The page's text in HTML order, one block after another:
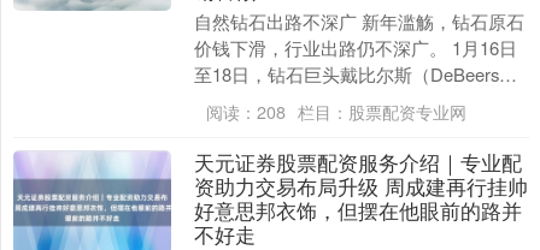
自然钻石出路不深广 新年滥觞，钻石原石
价钱下滑，行业出路仍不深广。 1月16日
至18日，钻石巨头戴比尔斯（DeBeers）
集团重启自然毛坯钻石在线拍卖，并大幅
下....
阅读： 208 栏目： 股票配资专业网
天元证券股票配资服务介绍｜专业配
资助力交易布局升级 周成建再行挂帅
好意思邦衣饰，但摆在他眼前的路并
不好走